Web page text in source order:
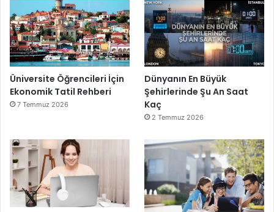
Üniversite Öğrencileri İçin
Ekonomik Tatil Rehberi
7 Temmuz 2026
Dünyanın En Büyük
Şehirlerinde Şu An Saat
Kaç
2 Temmuz 2026